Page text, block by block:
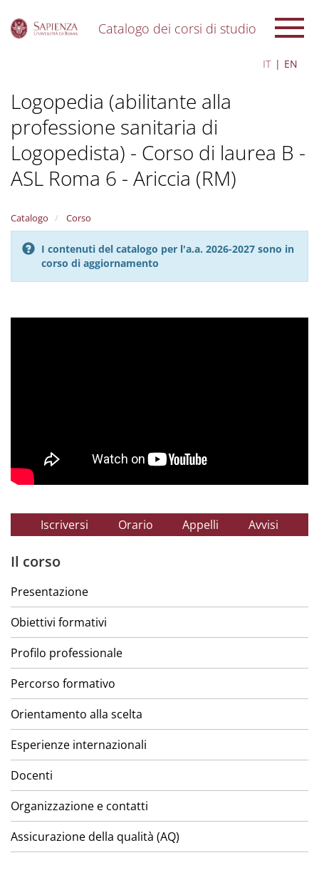
Catalogo dei corsi di studio
IT EN
Logopedia (abilitante alla
professione sanitaria di
Logopedista) - Corso di laurea B -
ASL Roma 6 - Ariccia (RM)
Catalogo Corso
I contenuti del catalogo per l'a.a. 2026-2027 sono in
corso di aggiornamento
Iscriversi Orario Appelli Avvisi
Il corso
Presentazione
Obiettivi formativi
Profilo professionale
Percorso formativo
Orientamento alla scelta
Esperienze internazionali
Docenti
Organizzazione e contatti
Assicurazione della qualità (AQ)